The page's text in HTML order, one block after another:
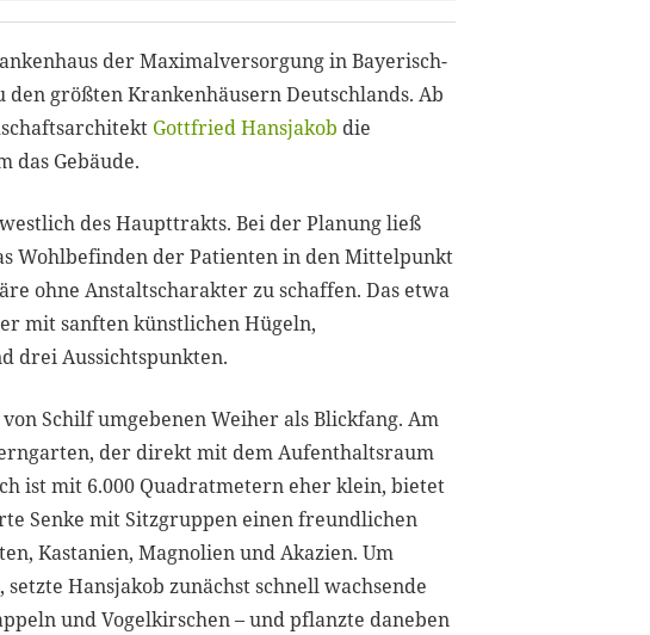
der Maximalversorgung in Bayerisch-
größten Krankenhäusern Deutschlands. Ab
Gottfried Hansjakob die
das Gebäude.
des Haupttrakts. Bei der Planung ließ
Wohlbefinden der Patienten in den Mittelpunkt
ohne Anstaltscharakter zu schaffen. Das etwa
mit sanften künstlichen Hügeln,
drei Aussichtspunkten.
Schilf umgebenen Weiher als Blickfang. Am
der direkt mit dem Aufenthaltsraum
ist mit 6.000 Quadratmetern eher klein, bietet
Senke mit Sitzgruppen einen freundlichen
Kastanien, Magnolien und Akazien. Um
Hansjakob zunächst schnell wachsende
und Vogelkirschen – und pflanzte daneben